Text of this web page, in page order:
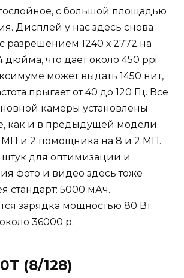
с большой площадью
Дисплей у нас здесь снова
разрешением 1240 х 2772 на
дюйма, что даёт около 450 ppi.
может выдать 1450 нит,
прыгает от 40 до 120 Гц. Все
камеры установлены
как и в предыдущей модели.
МП и 2 помощника на 8 и 2 МП.
для оптимизации и
фото и видео здесь тоже
стандарт: 5000 мАч.
зарядка мощностью 80 Вт.
36000 р.
(8/128)